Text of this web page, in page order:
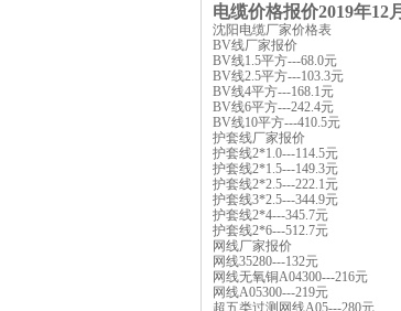
电缆价格报价2019年12
沈阳电缆厂家价格表
BV线厂家报价
BV线1.5平方---68.0元
BV线2.5平方---103.3元
BV线4平方---168.1元
BV线6平方---242.4元
BV线10平方---410.5元
护套线厂家报价
护套线2*1.0---114.5元
护套线2*1.5---149.3元
护套线2*2.5---222.1元
护套线3*2.5---344.9元
护套线2*4---345.7元
护套线2*6---512.7元
网线厂家报价
网线35280---132元
网线无氧铜A04300---216元
网线A05300---219元
超五类过测网线A05---280元